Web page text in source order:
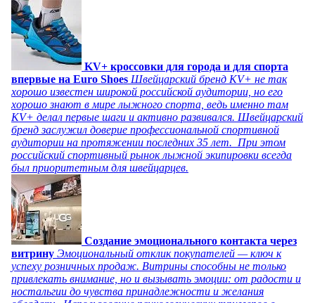
KV+ кроссовки для города и для спорта
впервые на Euro Shoes Швейцарский бренд KV+ не так
хорошо известен широкой российской аудитории, но его
хорошо знают в мире лыжного спорта, ведь именно там
KV+ делал первые шаги и активно развивался. Швейцарский
бренд заслужил доверие профессиональной спортивной
аудитории на протяжении последних 35 лет. При этом
российский спортивный рынок лыжной экипировки всегда
был приоритетным для швейцарцев.
Создание эмоционального контакта через
витрину Эмоциональный отклик покупателей — ключ к
успеху розничных продаж. Витрины способны не только
привлекать внимание, но и вызывать эмоции: от радости и
ностальгии до чувства принадлежности и желания